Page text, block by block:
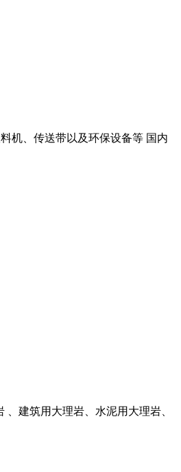
机、传送带以及环保设备等 国内
建筑用大理岩、水泥用大理岩、